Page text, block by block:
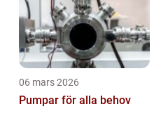
06 mars 2026
Pumpar för alla behov